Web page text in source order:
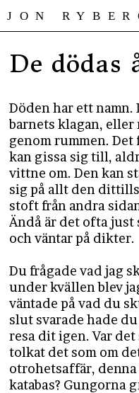
JON
De dödas
Döden har ett namn.
barnets klagan, eller
genom rummen.
kan gissa sig till,
vittne om. Den kan
sig på allt den
stoft från andra
Ändå är det ofta
och väntar på dikter.
Du frågade vad jag
under kvällen blev
väntade på vad du
slut svarade hade
resa dit igen. Var
tolkat det som om
otrohetsaffär, denna
katabas? Gungorna